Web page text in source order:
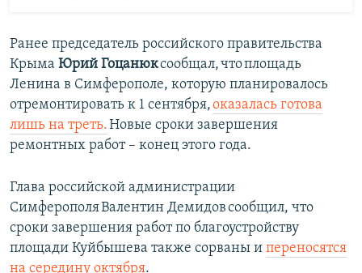
Ранее председатель российского правительства
Крыма Юрий Гоцанюксообщал, что площадь
Ленина в Симферополе, которую планировалось
отремонтировать к 1 сентября,оказалась готова
лишь на треть.Новые сроки завершения
ремонтных работ – конец этого года.
Глава российской администрации
Симферополя Валентин Демидов сообщил, что
сроки завершения работ по благоустройству
площади Куйбышева также сорваны и переносятся
на середину октября.